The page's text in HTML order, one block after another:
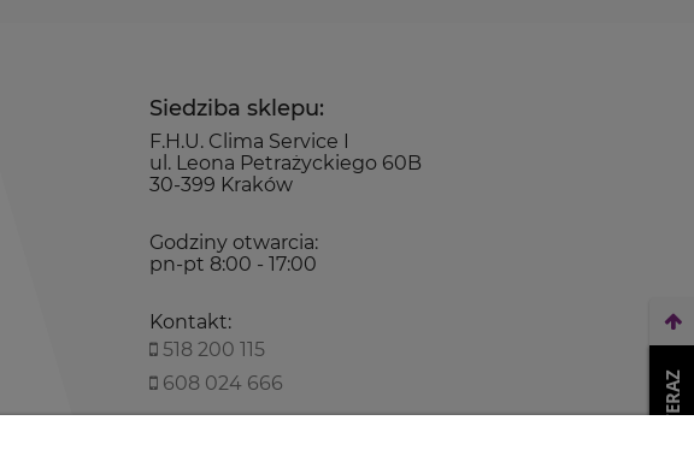
Siedziba sklepu:
F.H.U. Clima Service I
ul. Leona Petrażyckiego 60B
30-399 Kraków
Godziny otwarcia:
pn-pt 8:00 - 17:00
Kontakt:
518 200 115
608 024 666